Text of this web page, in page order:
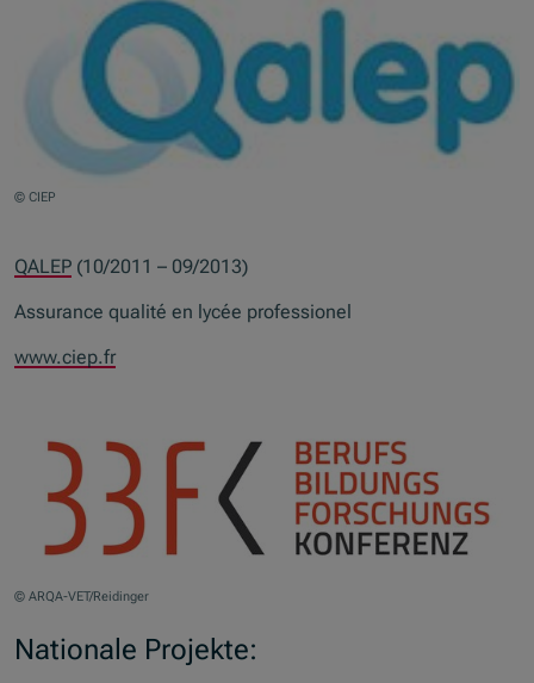
© CIEP
QALEP (10/2011 – 09/2013)
Assurance qualité en lycée professionel
www.ciep.fr
© ARQA-VET/Reidinger
Nationale Projekte: